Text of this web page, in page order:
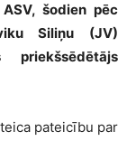
šodien pēc
Siliņu (JV)
priekšsēdētājs
pateicību par